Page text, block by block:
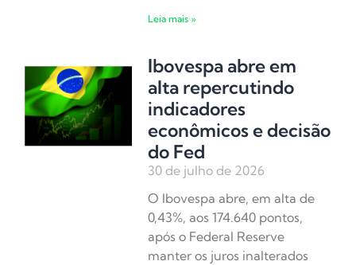
Leia mais »
Ibovespa abre em
alta repercutindo
indicadores
econômicos e decisão
do Fed
30 de julho de 2026
O Ibovespa abre, em alta de
0,43%, aos 174.640 pontos,
após o Federal Reserve
manter os juros inalterados